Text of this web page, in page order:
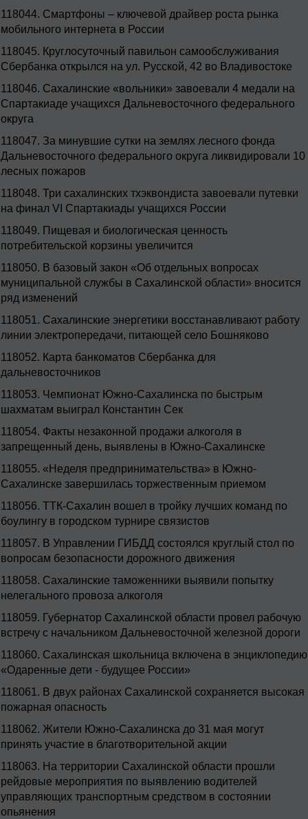
118044. Смартфоны – ключевой драйвер роста рынка
мобильного интернета в России
118045. Круглосуточный павильон самообслуживания
Сбербанка открылся на ул. Русской, 42 во Владивостоке
118046. Сахалинские «вольники» завоевали 4 медали на
Спартакиаде учащихся Дальневосточного федерального
округа
118047. За минувшие сутки на землях лесного фонда
Дальневосточного федерального округа ликвидировали 10
лесных пожаров
118048. Три сахалинских тхэквондиста завоевали путевки
на финал VI Спартакиады учащихся России
118049. Пищевая и биологическая ценность
потребительской корзины увеличится
118050. В базовый закон «Об отдельных вопросах
муниципальной службы в Сахалинской области» вносится
ряд изменений
118051. Сахалинские энергетики восстанавливают работу
линии электропередачи, питающей село Бошняково
118052. Карта банкоматов Сбербанка для
дальневосточников
118053. Чемпионат Южно-Сахалинска по быстрым
шахматам выиграл Константин Сек
118054. Факты незаконной продажи алкоголя в
запрещенный день, выявлены в Южно-Сахалинске
118055. «Неделя предпринимательства» в Южно-
Сахалинске завершилась торжественным приемом
118056. ТТК-Сахалин вошел в тройку лучших команд по
боулингу в городском турнире связистов
118057. В Управлении ГИБДД состоялся круглый стол по
вопросам безопасности дорожного движения
118058. Сахалинские таможенники выявили попытку
нелегального провоза алкоголя
118059. Губернатор Сахалинской области провел рабочую
встречу с начальником Дальневосточной железной дороги
118060. Сахалинская школьница включена в энциклопедию
«Одаренные дети - будущее России»
118061. В двух районах Сахалинской сохраняется высокая
пожарная опасность
118062. Жители Южно-Сахалинска до 31 мая могут
принять участие в благотворительной акции
118063. На территории Сахалинской области прошли
рейдовые мероприятия по выявлению водителей
управляющих транспортным средством в состоянии
опьянения